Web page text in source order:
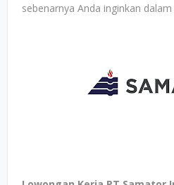
sebenarnya Anda inginkan dalam